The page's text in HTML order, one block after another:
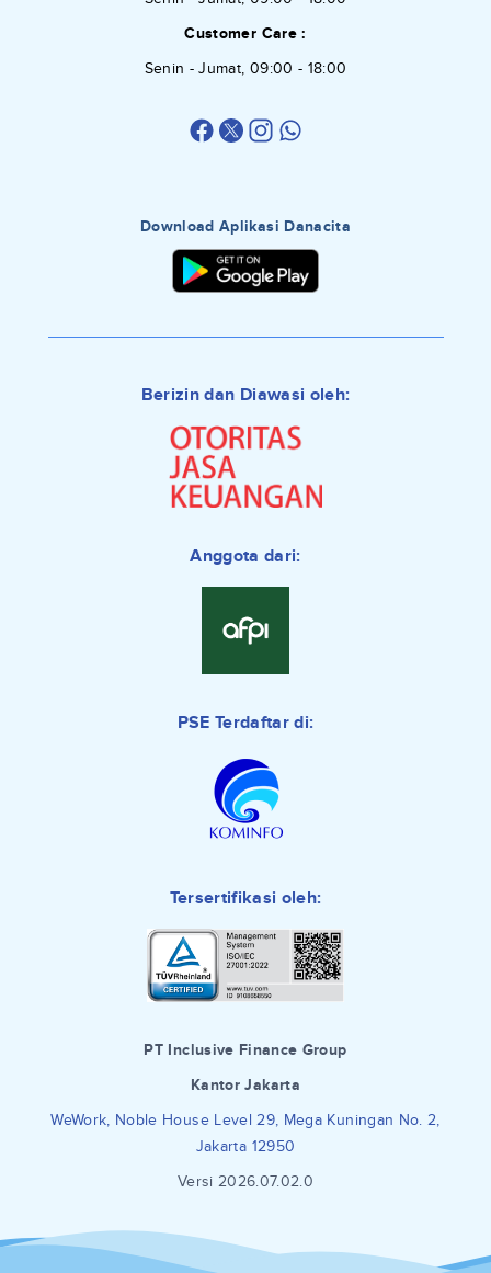
Customer Care :
Senin - Jumat, 09:00 - 18:00
Download Aplikasi Danacita
Berizin dan Diawasi oleh:
Anggota dari:
PSE Terdaftar di:
Tersertifikasi oleh:
PT Inclusive Finance Group
Kantor Jakarta
WeWork, Noble House Level 29, Mega Kuningan No. 2,
Jakarta 12950
Versi 2026.07.02.0